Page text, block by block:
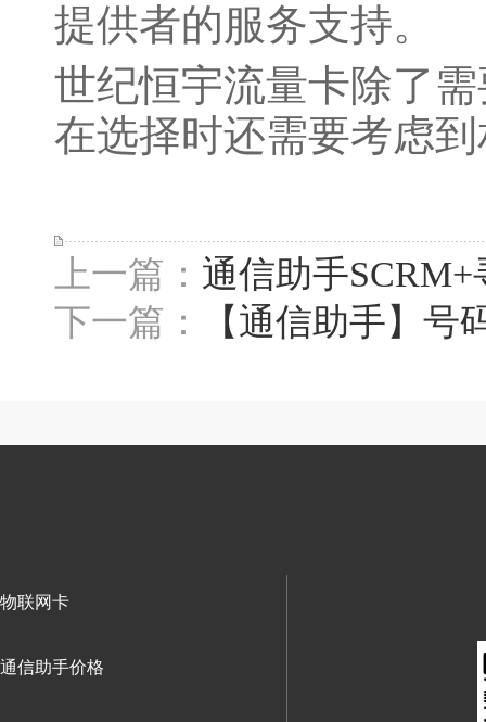
提供者的服务支持。
世纪恒宇流量卡除了
在选择时还需要考虑
上一篇： 通信助手
下一篇：
【通信助手】号
物联网卡
通信助手价格